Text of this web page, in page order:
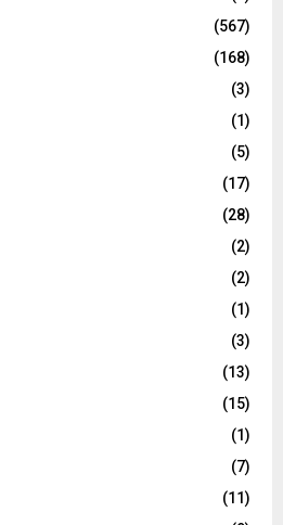
(567)
(168)
(3)
(1)
(5)
(17)
(28)
(2)
(2)
(1)
(3)
(13)
(15)
(1)
(7)
(11)